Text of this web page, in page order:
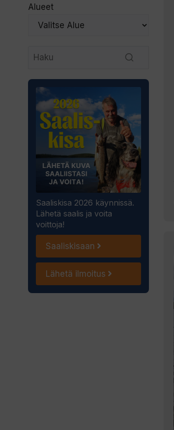
Alueet
Saaliskisa 2026 käynnissä.
Lähetä saalis ja voita
voittoja!
Saaliskisaan
Lähetä ilmoitus